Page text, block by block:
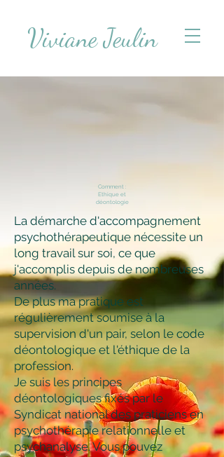
Viviane Jeulin
Comment :
Ethique et
déontologie
La démarche d'accompagnement
psychothérapeutique nécessite un
long travail sur soi, ce que
j'accomplis depuis de nombreuses
années.
De plus ma pratique est
régulièrement soumise à la
supervision d'un pair, selon le code
déontologique et l'éthique de la
profession.
Je suis les principes
déontologiques fixés par le
Syndicat national des praticiens en
psychothérapie relationnelle et
psychanalyse. Vous pouvez